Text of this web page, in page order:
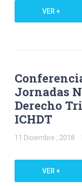
VER +
Jornadas
Derecho
ICHDT
11 Diciembre , 2018
VER +